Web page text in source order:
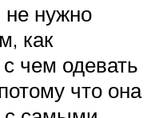
не нужно
как
чем одевать
что она